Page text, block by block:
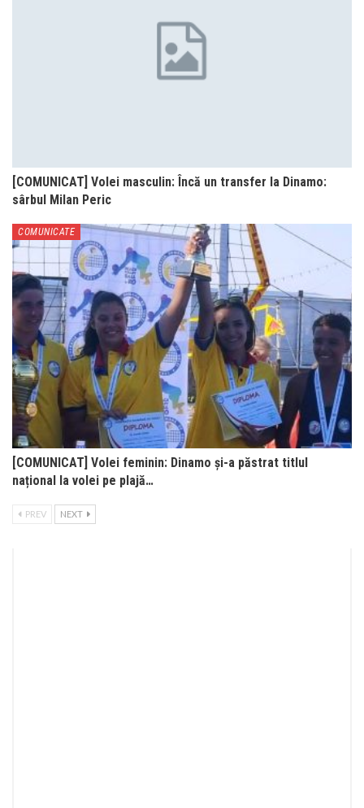
[COMUNICAT] Volei masculin: Încă un transfer la Dinamo:
sârbul Milan Peric
COMUNICATE
[COMUNICAT] Volei feminin: Dinamo și-a păstrat titlul
național la volei pe plajă…
PREV NEXT